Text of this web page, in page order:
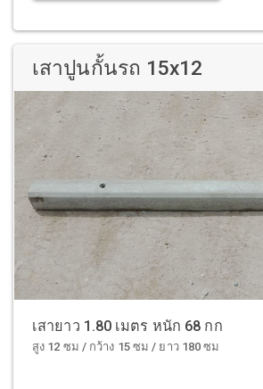
เสาปูนกั้นรถ 15x12
เสายาว 1.80 เมตร หนัก 68 กก
สูง 12 ซม / กว้าง 15 ซม / ยาว 180 ซม